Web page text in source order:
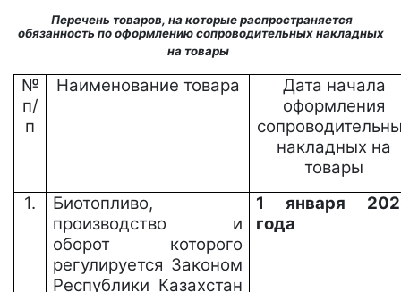
Перечень товаров, на которые распространяется
обязанность по оформлению сопроводительных накладных
на товары
№
п/
п
Наименование товара
Дата начала
оформления
накладных на
товары
1.
Биотопливо,
производство и
оборот которого
регулируется Законом
Республики Казахстан
1 января
года